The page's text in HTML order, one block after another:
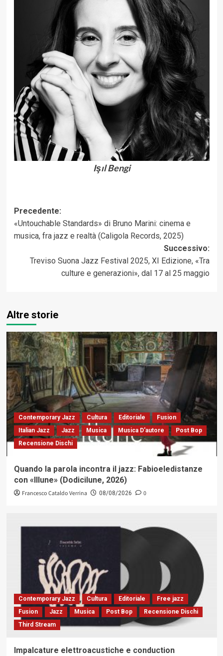
Işıl Bengi
Navigazione
articolo
Precedente:
«Untouchable Standards» di Bruno Marini: cinema e
musica, fra jazz e realtà (Caligola Records, 2025)
Successivo:
Treviso Suona Jazz Festival 2025, XI Edizione, «Tra
culture e generazioni», dal 17 al 25 maggio
Altre storie
Contemporary Jazz Cultura Editoriale
Fusion
Italian Jazz
Jazz Musica Musica D'autore
Post Bop
Recensione Dischi
Quando la parola incontra il jazz: Fabioeledistanze
con «Illune» (Dodicilune, 2026)
Francesco Cataldo Verrina 08/08/2026 0
Contemporary Jazz Cultura Editoriale
Free jazz
Fusion
Jazz Musica Post Bop
Recensione Dischi
Third Stream
Impalcature elettroacustiche e conduction